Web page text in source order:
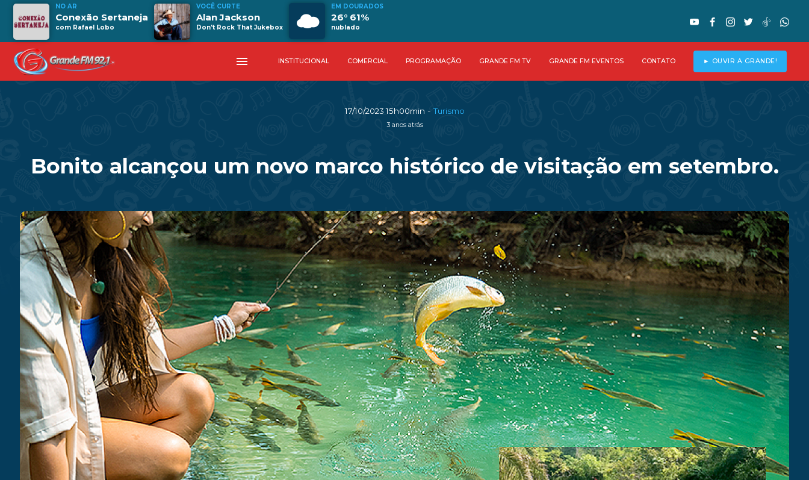
NO AR
Conexão Sertaneja
com Rafael Lobo
VOCÊ CURTE
Alan Jackson
Don't Rock That Jukebox
EM DOURADOS
26° 61%
nublado
menu INSTITUCIONAL COMERCIAL PROGRAMAÇÃO GRANDE FM TV GRANDE FM EVENTOS CONTATO ► OUVIR A GRANDE!
17/10/2023 15h00min -Turismo
3 anos atrás
Bonito alcançou um novo marco histórico de visitação em setembro.